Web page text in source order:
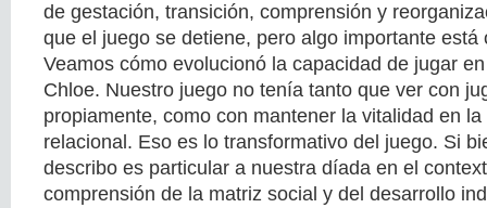
de gestación, transición, comprensión y
que el juego se detiene, pero algo importante está
Veamos cómo evolucionó la capacidad de jugar
Chloe. Nuestro juego no tenía tanto que ver con
propiamente, como con mantener la vitalidad en
relacional. Eso es lo transformativo del juego. Si
describo es particular a nuestra díada en el
comprensión de la matriz social y del desarrollo